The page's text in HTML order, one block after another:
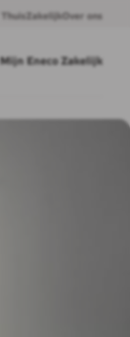
Thuis Zakelijk Over ons
Mijn Eneco Zakelijk